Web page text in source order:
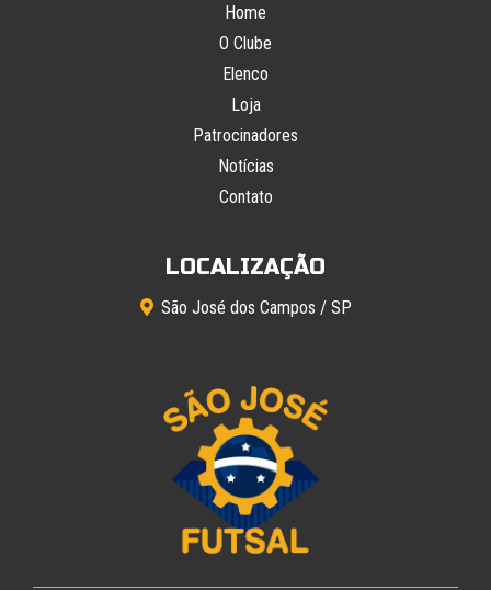
Home
O Clube
Elenco
Loja
Patrocinadores
Notícias
Contato
LOCALIZAÇÃO
São José dos Campos / SP